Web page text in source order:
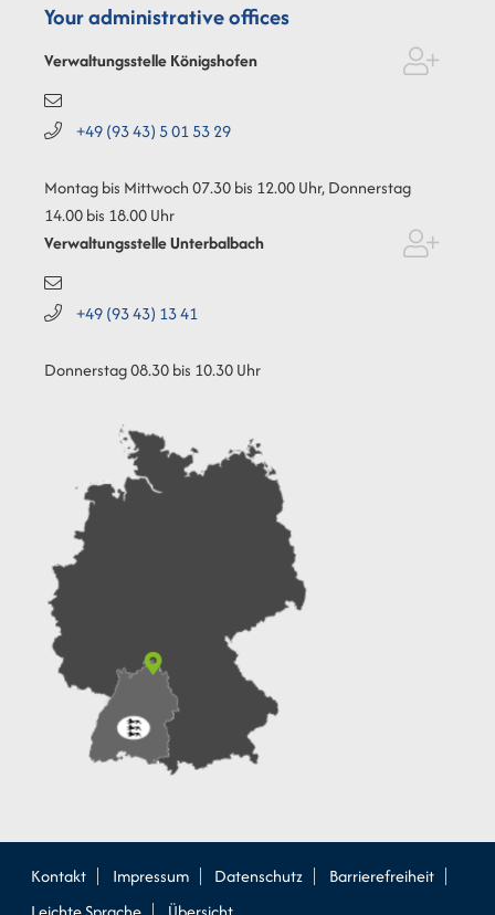
Your administrative offices
Verwaltungsstelle Königshofen
+49 (9343) 5015329
Montag bis Mittwoch 07.30 bis 12.00 Uhr, Donnerstag
14.00 bis 18.00 Uhr
Verwaltungsstelle Unterbalbach
+49 (9343) 1341
Donnerstag 08.30 bis 10.30 Uhr
Kontakt Impressum Datenschutz
Barrierefreiheit